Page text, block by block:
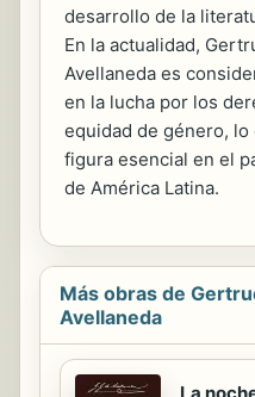
desarrollo de la
En la actualidad,
Avellaneda es
en la lucha por los
equidad de género,
figura esencial en el
de América Latina.
Más obras de
Avellaneda